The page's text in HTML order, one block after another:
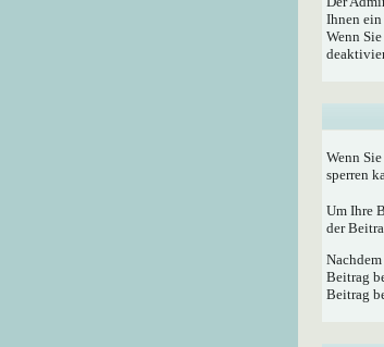
Ihnen
Wenn
Wenn
sperren
Um Ihre
der
Beitrag
Beitrag